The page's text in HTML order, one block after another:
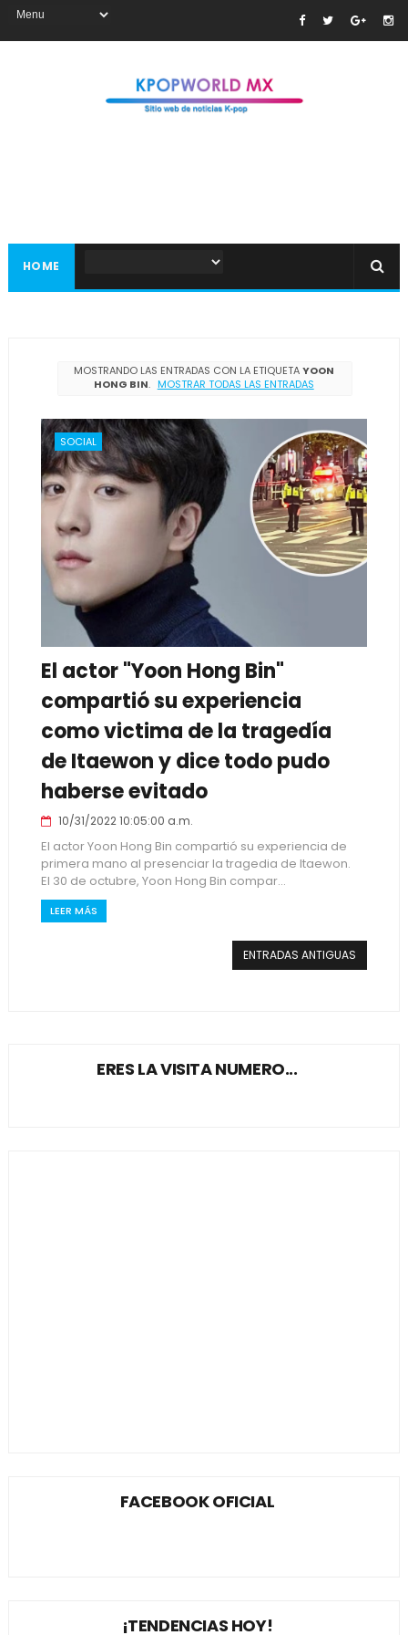
HOME
MOSTRANDO LAS ENTRADAS CON LA ETIQUETAYOON
HONG BIN. MOSTRAR TODAS LAS ENTRADAS
SOCIAL
El actor "Yoon Hong Bin"
compartió su experiencia
como victima de la tragedía
de Itaewon y dice todo pudo
haberse evitado
10/31/2022 10:05:00 a.m.
El actor Yoon Hong Bin compartió su experiencia de
primera mano al presenciar la tragedia de Itaewon.
El 30 de octubre, Yoon Hong Bin compar...
LEER MÁS
ENTRADAS ANTIGUAS
ERES LA VISITA NUMERO...
FACEBOOK OFICIAL
¡TENDENCIAS HOY!